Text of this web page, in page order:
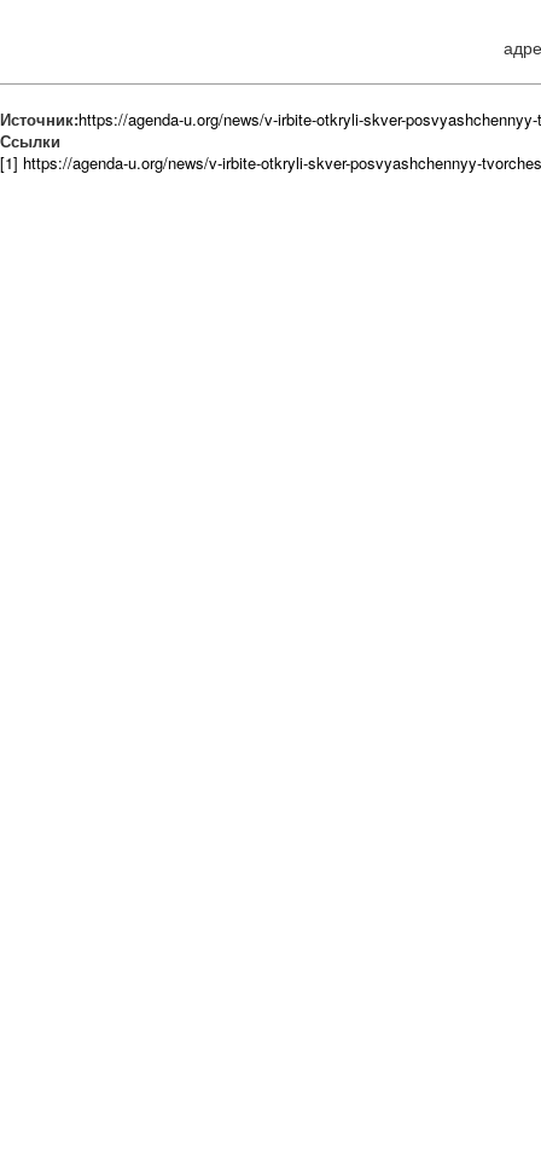
Источник:https://agenda-u.org/news/v-irbite-otkryli-skver-
Ссылки
[1] https://agenda-u.org/news/v-irbite-otkryli-skver-posvyashchennyy-